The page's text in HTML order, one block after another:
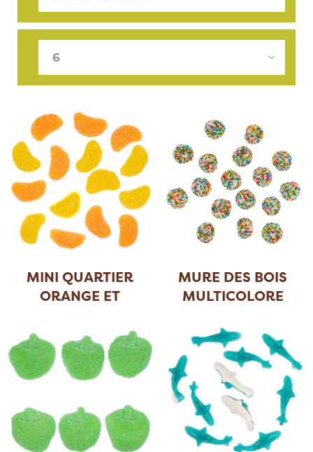
MINI QUARTIER
ORANGE ET
MURE DES BOIS
MULTICOLORE